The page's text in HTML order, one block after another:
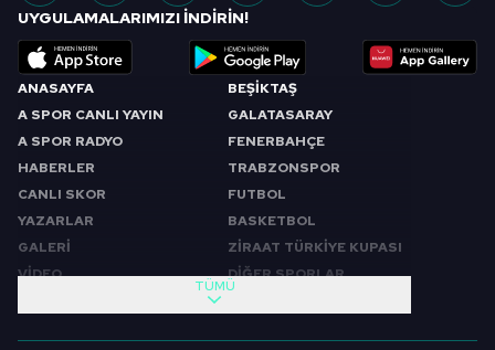
ANASAYFA
A SPOR CANLI YAYIN
A SPOR RADYO
HABERLER
CANLI SKOR
YAZARLAR
GALERİ
VİDEO
BEŞİKTAŞ
GALATASARAY
FENERBAHÇE
TRABZONSPOR
FUTBOL
BASKETBOL
ZİRAAT TÜRKİYE KUPASI
DİĞER SPORLAR
TÜMÜ
UYGULAMALARIMIZI İNDİRİN!